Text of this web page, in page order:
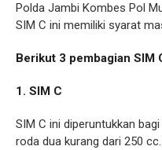
Polda Jambi Kombes Pol
SIM C ini memiliki syarat
Berikut 3 pembagian SIM
1. SIM C
SIM C ini diperuntukkan
roda dua kurang dari 250